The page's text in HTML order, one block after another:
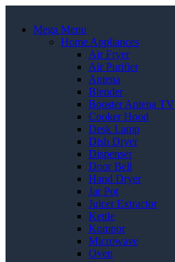
Mega Menu
Home Appliances
Air Fryer
Air Purifier
Antena
Blender
Booster Antena TV
Cooker Hood
Desk Lamp
Dish Dryer
Dispenser
Door Bell
Hand Dryer
Jar Pot
Juicer Extractor
Kettle
Kompor
Microwave
Oven